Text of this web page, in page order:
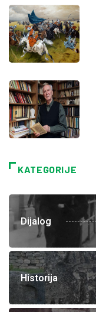
KATEGORIJE
Dijalog
Historija